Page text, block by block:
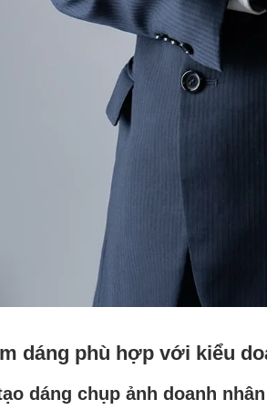
dáng phù hợp với kiểu
dáng chụp ảnh doanh